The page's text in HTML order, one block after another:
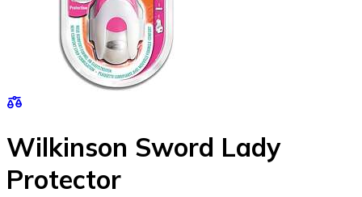
Wilkinson Sword Lady
Protector